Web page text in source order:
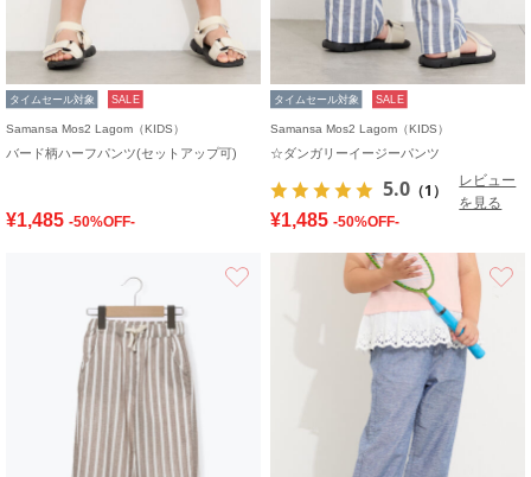
タイムセール対象 SALE
Samansa Mos2 Lagom（KIDS）
バード柄ハーフパンツ(セットアップ可)
¥1,485 -50%OFF-
タイムセール対象 SALE
Samansa Mos2 Lagom（KIDS）
☆ダンガリーイージーパンツ
5.0 （1）
レビュー
を見る
¥1,485 -50%OFF-